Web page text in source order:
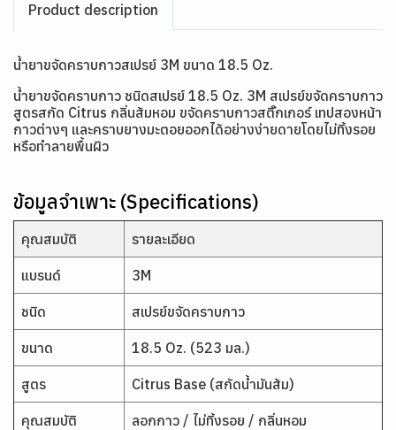
Product description
น้ำยาขจัดคราบกาวสเปรย์ 3M ขนาด 18.5 Oz.
น้ำยาขจัดคราบกาว ชนิดสเปรย์ 18.5 Oz. 3M สเปรย์ขจัดคราบกาว
สูตรสกัด Citrus กลิ่นส้มหอม ขจัดคราบกาวสติ๊กเกอร์ เทปสองหน้า
กาวต่างๆ และคราบยางมะตอยออกได้อย่างง่ายดายโดยไม่ทิ้งรอย
หรือทำลายพื้นผิว
ข้อมูลจำเพาะ (Specifications)
คุณสมบัติ รายละเอียด
แบรนด์ 3M
ชนิด สเปรย์ขจัดคราบกาว
ขนาด 18.5 Oz. (523 มล.)
สูตร Citrus Base (สกัดน้ำมันส้ม)
คุณสมบัติ ลอกกาว / ไม่ทิ้งรอย / กลิ่นหอม